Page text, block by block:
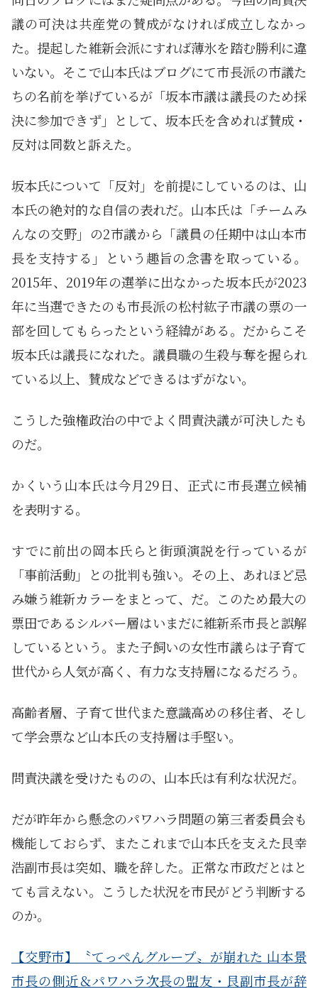
議の可決は共産党の賛成がなければ成立しなかっ
た。提起した維新会派にすれば薄氷を踏む勝利に違
いない。そこで山本氏はブログにて市長派の市議た
ちの名前を挙げているが「坂本市議は議長のため採
決に参加できず」として、坂本氏を含めれば賛成・
反対は同数と訴えた。
坂本氏について「反対」を前提にしているのは、山
本氏の絶対的な自信の表れだ。山本氏は「チームみ
んなの交野」の2市議から「議員の任期中は山本市
長を支持する」という趣旨の念書を取っている。
2015年、2019年の選挙に出なかった坂本氏が2023
年に当選できたのも市長派の松村紘子市議の票の一
部を回してもらったという経緯がある。だからこそ
坂本氏は議長になれた。議員職の生殺与奪を握られ
ている以上、賛成などできるはずがない。
こうした強権政治の中でよく問責決議が可決したも
のだ。
かくいう山本氏は今月29日、正式に市長選立候補
を表明する。
すでに前出の岡本氏らと街頭演説を行っているが
「事前活動」との批判も強い。その上、あれほど忌
み嫌う維新カラーをまとって、だ。このため最大の
票田であるシルバー層はいまだに維新系市長と誤解
しているという。また子飼いの女性市議らは子育て
世代から人気が高く、有力な支持層になるだろう。
高齢者層、子育て世代また意識高めの移住者、そし
て学会票など山本氏の支持層は手堅い。
問責決議を受けたものの、山本氏は有利な状況だ。
だが昨年から懸念のパワハラ問題の第三者委員会も
機能しておらず、またこれまで山本氏を支えた艮幸
浩副市長は突如、職を辞した。正常な市政だとはと
ても言えない。こうした状況を市民がどう判断する
のか。
【交野市】〝てっぺんグループ〟が崩れた 山本景
市長の側近＆パワハラ次長の盟友・艮副市長が辞